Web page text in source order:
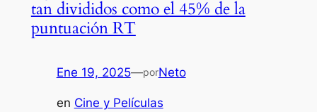
tan divididos como el 45% de la
puntuación RT
Ene 19, 2025—porNeto
en Cine y Películas